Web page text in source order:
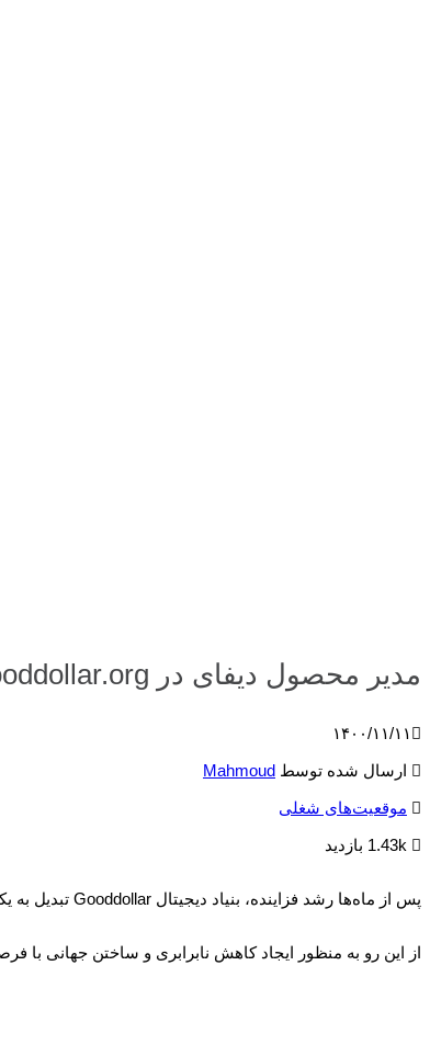
مدیر محصول دیفای در Gooddollar.org
۱۴۰۰/۱۱/۱۱
ارسال شده توسط Mahmoud
موقعیت‌های شغلی
پس از ماه‌ها رشد فزاینده، بنیاد دیجیتال Gooddollar تبدیل به یکی از بزرگترین جوامع دیجیتال دنیا شده است.
از این رو به منظور ایجاد کاهش نابرابری و ساختن جهانی